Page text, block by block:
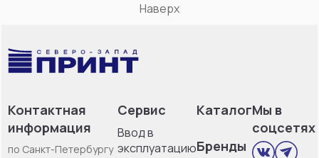
Наверх
Контактная
информация
по Санкт-Петербургу
Сервис
Ввод в
эксплуатацию
Каталог
Бренды
Мы в
соцсетях